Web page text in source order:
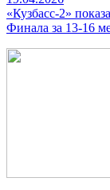
«Кузбасс-2»
Финала за 13-16